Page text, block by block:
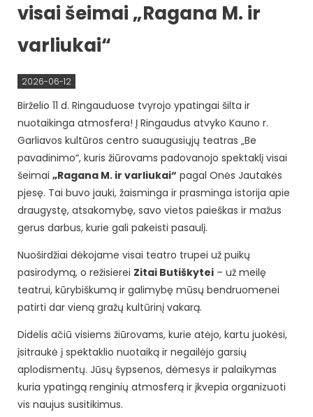
visai šeimai „Ragana M. ir
varliukai“
2026-06-12
Birželio 11 d. Ringauduose tvyrojo ypatingai šilta ir
nuotaikinga atmosfera! Į Ringaudus atvyko Kauno r.
Garliavos kultūros centro suaugusiųjų teatras „Be
pavadinimo“, kuris žiūrovams padovanojo spektaklį visai
šeimai „Ragana M. ir varliukai“ pagal Onės Jautakės
pjesę. Tai buvo jauki, žaisminga ir prasminga istorija apie
draugystę, atsakomybę, savo vietos paieškas ir mažus
gerus darbus, kurie gali pakeisti pasaulį.
Nuoširdžiai dėkojame visai teatro trupei už puikų
pasirodymą, o režisierei Zitai Butiškytei – už meilę
teatrui, kūrybiškumą ir galimybę mūsų bendruomenei
patirti dar vieną gražų kultūrinį vakarą.
Didelis ačiū visiems žiūrovams, kurie atėjo, kartu juokėsi,
įsitraukė į spektaklio nuotaiką ir negailėjo garsių
aplodismentų. Jūsų šypsenos, dėmesys ir palaikymas
kuria ypatingą renginių atmosferą ir įkvepia organizuoti
vis naujus susitikimus.